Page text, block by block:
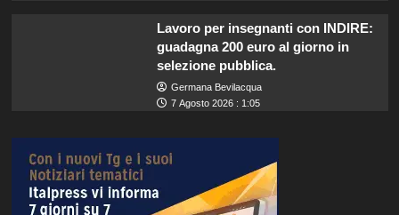
Lavoro per insegnanti con INDIRE:
guadagna 200 euro al giorno in
selezione pubblica.
Germana Bevilacqua
7 Agosto 2026 : 1:05